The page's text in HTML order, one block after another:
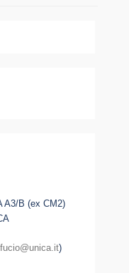
A3/B (ex CM2)
)